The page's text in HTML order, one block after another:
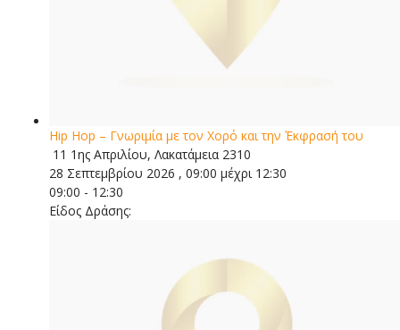
Hip Hop – Γνωριμία με τον Χορό και την Έκφρασή του
11 1ης Απριλίου, Λακατάμεια 2310
28 Σεπτεμβρίου 2026 , 09:00 μέχρι 12:30
09:00 - 12:30
Είδος Δράσης: